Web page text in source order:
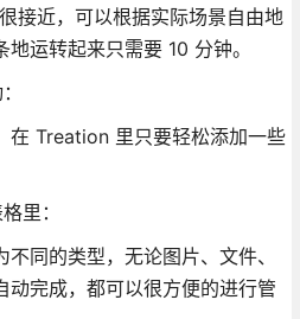
接近，可以根据实际场景自由地
运转起来只需要 10 分钟。
在 Treation 里只要轻松添加一些
里：
同的类型，无论图片、文件、
动完成，都可以很方便的进行管